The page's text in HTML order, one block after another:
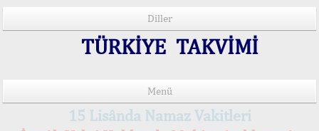
Diller
TÜRKİYE TAKVİMİ
Menü
15 Lisânda Namaz Vakitleri